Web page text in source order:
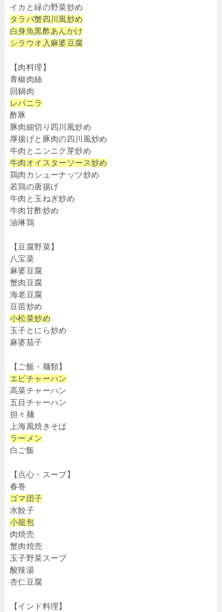
イカと緑の野菜炒め
タラバ蟹四川風炒め
白身魚黒酢あんかけ
シラウオ入麻婆豆腐
【肉料理】
青椒肉絲
回鍋肉
レバニラ
酢豚
豚肉細切り四川風炒め
厚揚げと豚肉の四川風炒め
牛肉とニンニク芽炒め
牛肉オイスターソース炒め
鶏肉カシューナッツ炒め
若鶏の唐揚げ
牛肉と玉ねぎ炒め
牛肉甘酢炒め
油琳鶏
【豆腐野菜】
八宝菜
麻婆豆腐
蟹肉豆腐
海老豆腐
豆苗炒め
小松菜炒め
玉子とにら炒め
麻婆茄子
【ご飯・麺類】
エビチャーハン
高菜チャーハン
五目チャーハン
担々麺
上海風焼きそば
ラーメン
白ご飯
【点心・スープ】
春巻
ゴマ団子
水餃子
小籠包
肉焼売
蟹肉焼売
玉子野菜スープ
酸辣湯
杏仁豆腐
【インド料理】